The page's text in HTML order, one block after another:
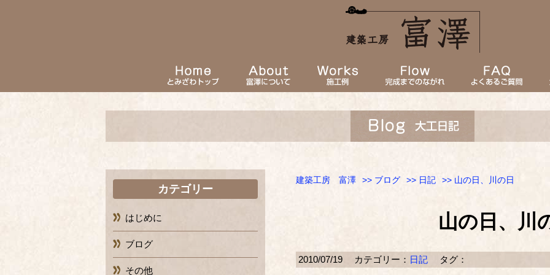
建築工房 富澤 >> ブログ >> 日記 >> 山の日、川の日
山の日、川
2010/07/19 カテゴリー： 日記 タグ：
カテゴリー
はじめに
ブログ
その他